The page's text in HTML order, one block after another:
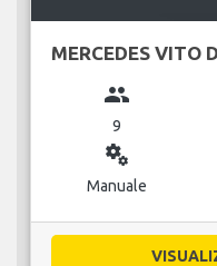
MERCEDES VITO
group
9
miscellaneous_services
Manuale